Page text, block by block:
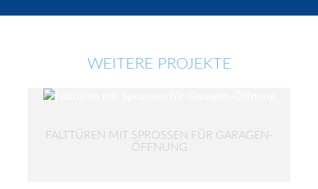
WEITERE PROJEKTE
FALTTÜREN MIT SPROSSEN FÜR GARAGEN-
ÖFFNUNG